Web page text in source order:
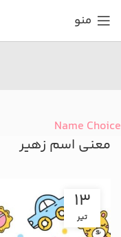
منو
Name Choice
معنی اسم زهیر
13
تیر